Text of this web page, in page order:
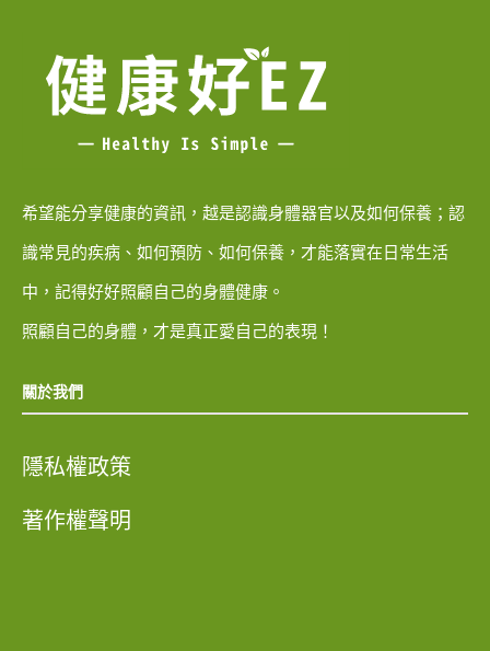
希望能分享健康的資訊，越是認識身體器官以及如何保養；認
識常見的疾病、如何預防、如何保養，才能落實在日常生活
中，記得好好照顧自己的身體健康。
照顧自己的身體，才是真正愛自己的表現！
關於我們
隱私權政策
著作權聲明